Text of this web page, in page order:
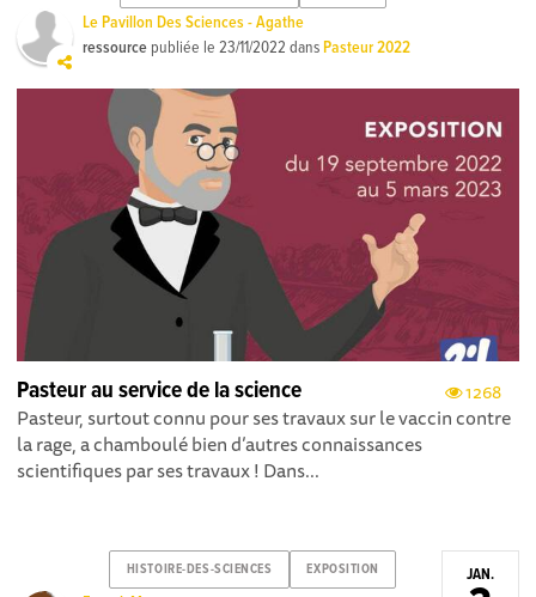
Le Pavillon Des Sciences - Agathe
ressource publiée le23/11/2022 dansPasteur 2022
1268
Pasteur au service de la science
Pasteur, surtout connu pour ses travaux sur le vaccin contre
la rage, a chamboulé bien d’autres connaissances
scientifiques par ses travaux ! Dans...
HISTOIRE-DES-SCIENCES EXPOSITION JAN.